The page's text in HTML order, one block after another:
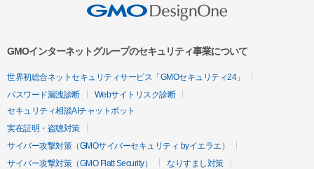
GMOインターネットグループのセキュリティ事業について
世界初総合ネットセキュリティサービス「GMOセキュリティ24」
パスワード漏洩診断
Webサイトリスク診断
セキュリティ相談AIチャットボット
実在証明・盗聴対策
サイバー攻撃対策（GMOサイバーセキュリティ byイエラエ）
サイバー攻撃対策（GMO Flatt Security）
なりすまし対策